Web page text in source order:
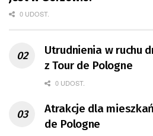
0 UDOST.
Utrudnienia w ruchu
z Tour de Pologne
0 UDOST.
Atrakcje dla
de Pologne